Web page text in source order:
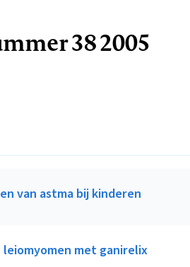
38 2005
van astma bij kinderen
leiomyomen met ganirelix